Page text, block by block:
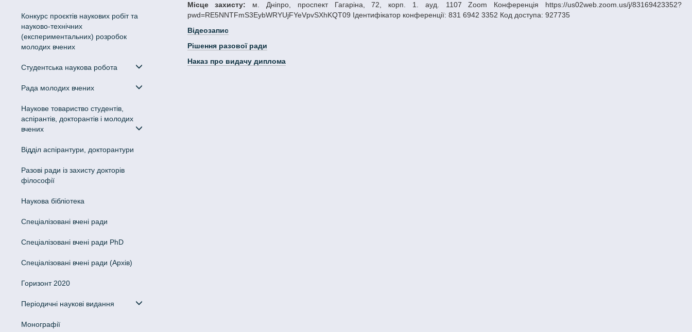
Конкурс проєктів наукових робіт та
науково-технічних
(експериментальних) розробок
молодих вчених
Студентська наукова робота
Рада молодих вчених
Наукове товариство студентів,
аспірантів, докторантів і молодих
вчених
Відділ аспірантури, докторантури
Разові ради із захисту докторів
філософії
Наукова бібліотека
Спеціалізовані вчені ради
Спеціалізовані вчені ради PhD
Спеціалізовані вчені ради (Архів)
Горизонт 2020
Періодичні наукові видання
Монографії
Місце захисту: м. Дніпро, проспект Гагаріна, 72, корп. 1. ауд. 1107 Zoom Конференція https://us02web.zoom.us/j/83169423352?
pwd=RE5NNTFmS3EybWRYUjFYeVpvSXhKQT09 Ідентифікатор конференції: 831 6942 3352 Код доступа: 927735
Відеозапис
Рішення разової ради
Наказ про видачу диплома